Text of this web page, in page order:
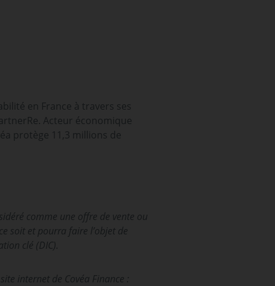
en France à travers ses
Acteur économique
protège 11,3 millions de
comme une offre de vente ou
soit et pourra faire l’objet de
clé (DIC).
internet de Covéa Finance :